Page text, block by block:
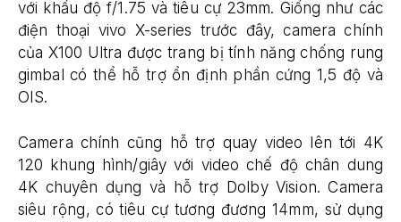
với khẩu độ f/1.75 và tiêu cự 23mm. Giống như các
điện thoại vivo X-series trước đây, camera chính
của X100 Ultra được trang bị tính năng chống rung
gimbal có thể hỗ trợ ổn định phần cứng 1,5 độ và
OIS.
Camera chính cũng hỗ trợ quay video lên tới 4K
120 khung hình/giây với video chế độ chân dung
4K chuyên dụng và hỗ trợ Dolby Vision. Camera
siêu rộng, có tiêu cự tương đương 14mm, sử dụng